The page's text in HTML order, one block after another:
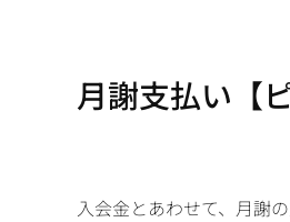
月謝支払い【
入会金とあわせて、月謝